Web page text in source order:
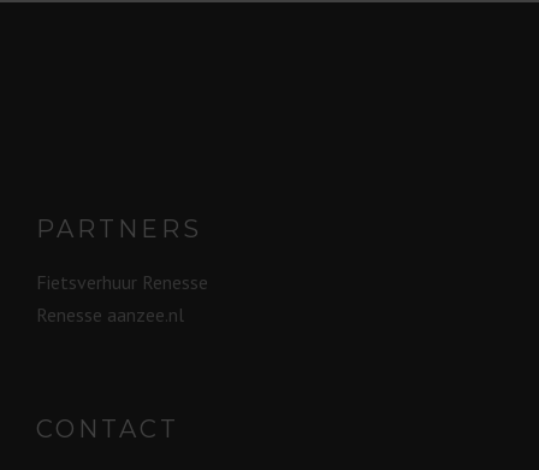
PARTNERS
Fietsverhuur Renesse
Renesse aanzee.nl
CONTACT